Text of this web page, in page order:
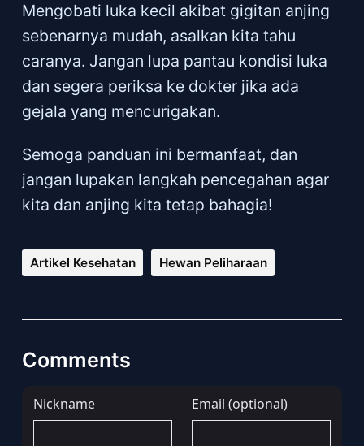
Mengobati luka kecil akibat gigitan anjing
sebenarnya mudah, asalkan kita tahu
caranya. Jangan lupa pantau kondisi luka
dan segera periksa ke dokter jika ada
gejala yang mencurigakan.
Semoga panduan ini bermanfaat, dan
jangan lupakan langkah pencegahan agar
kita dan anjing kita tetap bahagia!
Artikel Kesehatan Hewan Peliharaan
Comments